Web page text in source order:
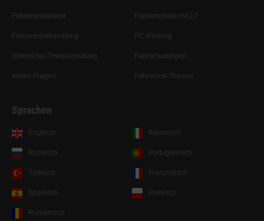
Führerscheintest
Führerscheinprüfung
Videos bei Theorieprüfung
Video-Fragen
Führerschein mit 17
PC-Prüfung
Fahrschulbögen
Fahrschul-Theorie
Sprachen
Englisch
Russisch
Türkisch
Spanisch
Italienisch
Portugiesisch
Französisch
Polnisch
Rumänisch